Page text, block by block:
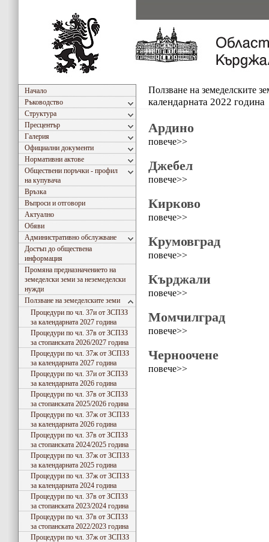
Начало
Ръководство
Структура
Пресцентър
Галерия
Официални документи
Нормативни актове
Обществени поръчки - профил
на купувача
Връзка
Въпроси и отговори
Актуално
Обяви
Административно обслужване
Достъп до обществена
информация
Промяна предназначението на
земеделски земи за неземеделски
нужди
Ползване на земеделските земи
Процедури по чл. 37и от ЗСПЗЗ
за календарната 2027 година
Процедури по чл. 37в от ЗСПЗЗ
за стопанската 2026/2027 година
Процедури по чл. 37ж от ЗСПЗЗ
за календарната 2027 година
Процедури по чл. 37и от ЗСПЗЗ
за календарната 2026 година
Процедури по чл. 37в от ЗСПЗЗ
за стопанската 2025/2026 година
Процедури по чл. 37ж от ЗСПЗЗ
за календарната 2026 година
Процедури по чл. 37в от ЗСПЗЗ
за стопанската 2024/2025 година
Процедури по чл. 37ж от ЗСПЗЗ
за календарната 2025 година
Процедури по чл. 37ж от ЗСПЗЗ
за календарната 2024 година
Процедури по чл. 37в от ЗСПЗЗ
за стопанската 2023/2024 година
Процедури по чл. 37в от ЗСПЗЗ
за стопанската 2022/2023 година
Процедури по чл. 37ж от ЗСПЗЗ
Ползване на земеделските
календарната 2022 година
Ардино
повече>>
Джебел
повече>>
Кирково
повече>>
Крумовград
повече>>
Кърджали
повече>>
Момчилград
повече>>
Черноочене
повече>>